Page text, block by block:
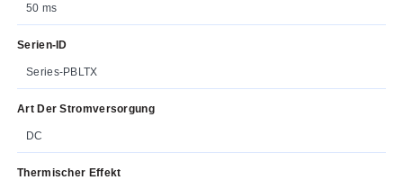
50 ms
Serien-ID
Series-PBLTX
Art Der Stromversorgung
DC
Thermischer Effekt